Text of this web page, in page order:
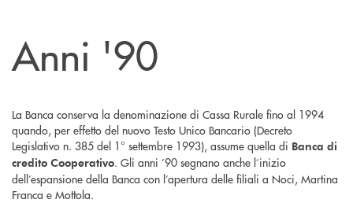
Anni '90
La Banca conserva la denominazione di Cassa Rurale fino al 1994
quando, per effetto del nuovo Testo Unico Bancario (Decreto
Legislativo n. 385 del 1° settembre 1993), assume quella di Banca di
credito Cooperativo. Gli anni ’90 segnano anche l’inizio
dell’espansione della Banca con l’apertura delle filiali a Noci, Martina
Franca e Mottola.